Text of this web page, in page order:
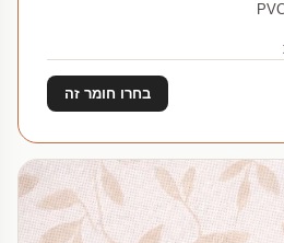
בחרו חומר זה